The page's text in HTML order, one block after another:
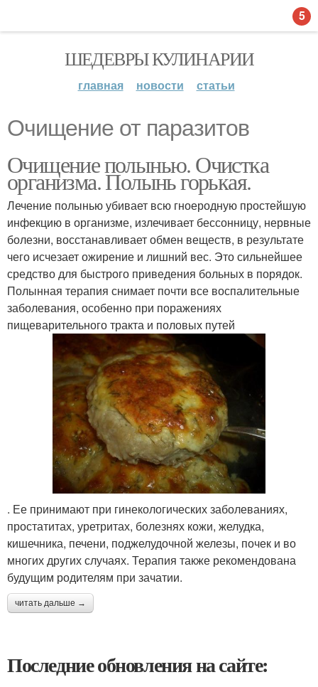
ШЕДЕВРЫ КУЛИНАРИИ
главная новости статьи
Очищение от паразитов
Очищение полынью. Очистка
организма. Полынь горькая.
Лечение полынью убивает всю гноеродную простейшую
инфекцию в организме, излечивает бессонницу, нервные
болезни, восстанавливает обмен веществ, в результате
чего исчезает ожирение и лишний вес. Это сильнейшее
средство для быстрого приведения больных в порядок.
Полынная терапия снимает почти все воспалительные
заболевания, особенно при поражениях
пищеварительного тракта и половых путей
. Ее принимают при гинекологических заболеваниях,
простатитах, уретритах, болезнях кожи, желудка,
кишечника, печени, поджелудочной железы, почек и во
многих других случаях. Терапия также рекомендована
будущим родителям при зачатии.
читать дальше →
Последние обновления на сайте:
5